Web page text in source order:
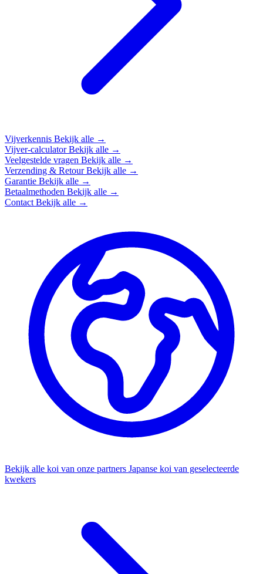
Vijverkennis Bekijk alle →
Vijver-calculatorBekijk alle →
Veelgestelde vragen Bekijk alle →
Verzending & RetourBekijk alle →
Garantie Bekijk alle →
Betaalmethoden Bekijk alle →
Contact Bekijk alle →
Bekijk alle koi van onze partners Japanse koi van geselecteerde
kwekers